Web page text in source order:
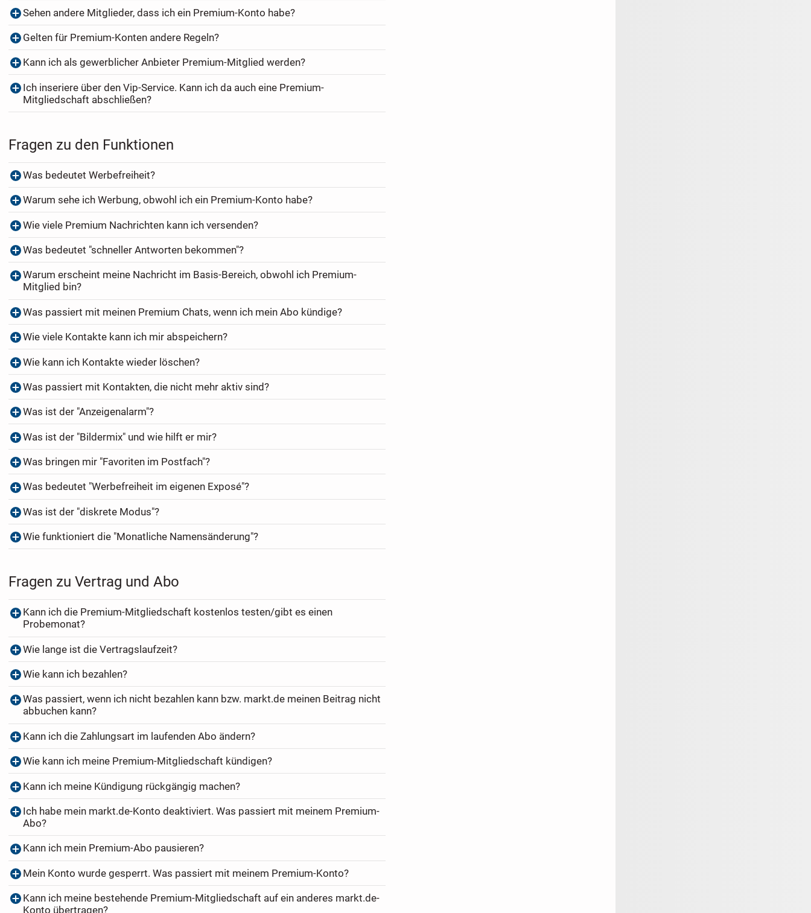
Sehen andere Mitglieder, dass ich ein Premium-Konto habe?
Gelten für Premium-Konten andere Regeln?
Kann ich als gewerblicher Anbieter Premium-Mitglied werden?
Ich inseriere über den Vip-Service. Kann ich da auch eine Premium-
Mitgliedschaft abschließen?
Fragen zu den Funktionen
Was bedeutet Werbefreiheit?
Warum sehe ich Werbung, obwohl ich ein Premium-Konto habe?
Wie viele Premium Nachrichten kann ich versenden?
Was bedeutet "schneller Antworten bekommen"?
Warum erscheint meine Nachricht im Basis-Bereich, obwohl ich Premium-
Mitglied bin?
Was passiert mit meinen Premium Chats, wenn ich mein Abo kündige?
Wie viele Kontakte kann ich mir abspeichern?
Wie kann ich Kontakte wieder löschen?
Was passiert mit Kontakten, die nicht mehr aktiv sind?
Was ist der "Anzeigenalarm"?
Was ist der "Bildermix" und wie hilft er mir?
Was bringen mir "Favoriten im Postfach"?
Was bedeutet "Werbefreiheit im eigenen Exposé"?
Was ist der "diskrete Modus"?
Wie funktioniert die "Monatliche Namensänderung"?
Fragen zu Vertrag und Abo
Kann ich die Premium-Mitgliedschaft kostenlos testen/gibt es einen
Probemonat?
Wie lange ist die Vertragslaufzeit?
Wie kann ich bezahlen?
Was passiert, wenn ich nicht bezahlen kann bzw. markt.de meinen Beitrag nicht
abbuchen kann?
Kann ich die Zahlungsart im laufenden Abo ändern?
Wie kann ich meine Premium-Mitgliedschaft kündigen?
Kann ich meine Kündigung rückgängig machen?
Ich habe mein markt.de-Konto deaktiviert. Was passiert mit meinem Premium-
Abo?
Kann ich mein Premium-Abo pausieren?
Mein Konto wurde gesperrt. Was passiert mit meinem Premium-Konto?
Kann ich meine bestehende Premium-Mitgliedschaft auf ein anderes markt.de-
Konto übertragen?